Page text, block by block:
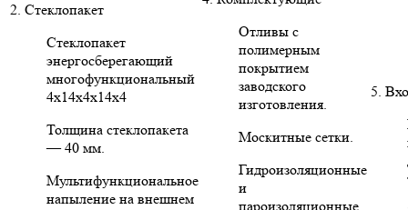
2. Стеклопакет
Стеклопакет
энергосберегающий
многофункциональный
4х14х4х14х4
Толщина стеклопакета
— 40 мм.
Мультифункциональное
напыление на внешнем
Отливы с
полимерным
покрытием
заводского
изготовления.
Москитные сетки.
Гидроизоляционные
и
пароизоляционные
5.